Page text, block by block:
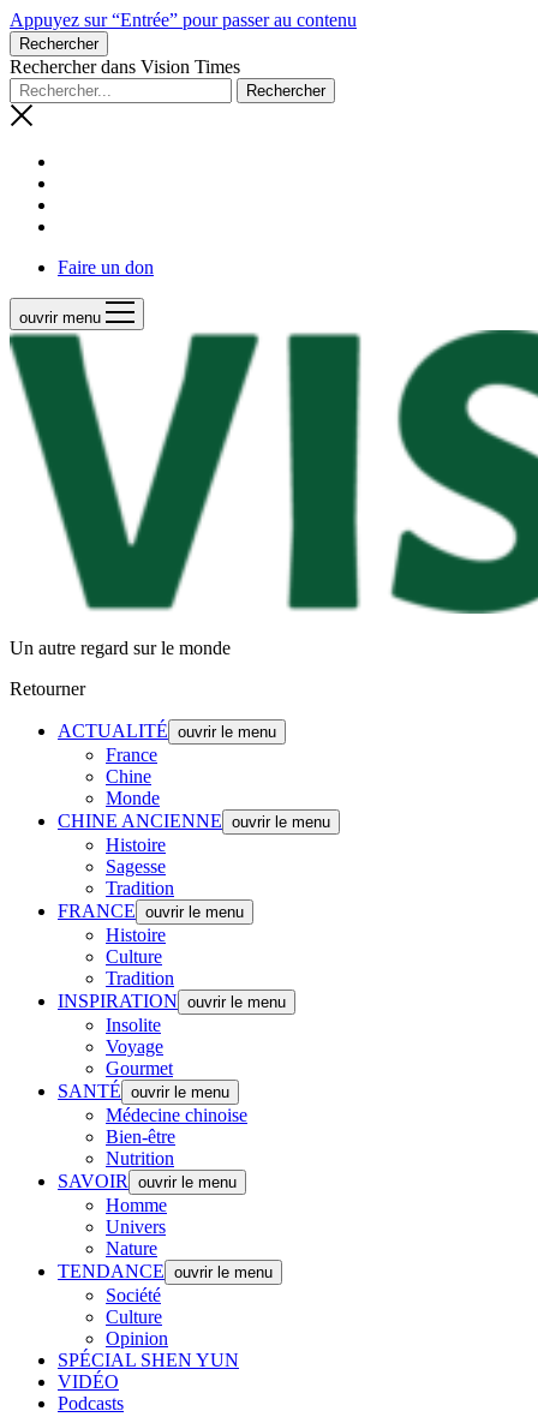
Appuyez sur “Entrée” pour passer au contenu
Rechercher
Rechercher dans Vision Times
Faire un don
ouvrir menu
Un autre regard sur le monde
Retourner
ACTUALITÉ ouvrir le menu
France
Chine
Monde
CHINE ANCIENNE ouvrir le menu
Histoire
Sagesse
Tradition
FRANCE ouvrir le menu
Histoire
Culture
Tradition
INSPIRATION ouvrir le menu
Insolite
Voyage
Gourmet
SANTÉ ouvrir le menu
Médecine chinoise
Bien-être
Nutrition
SAVOIR
ouvrir le menu
Homme
Univers
Nature
TENDANCE ouvrir le menu
Société
Culture
Opinion
SPÉCIAL SHEN YUN
VIDÉO
Podcasts